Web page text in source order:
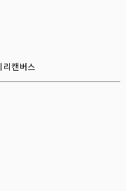
캔버스